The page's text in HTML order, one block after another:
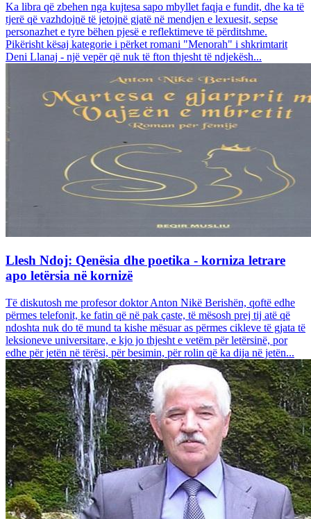
Ka libra që zbehen nga kujtesa sapo mbyllet faqja e fundit, dhe ka të
tjerë që vazhdojnë të jetojnë gjatë në mendjen e lexuesit, sepse
personazhet e tyre bëhen pjesë e reflektimeve të përditshme.
Pikërisht kësaj kategorie i përket romani "Menorah" i shkrimtarit
Deni Llanaj - një vepër që nuk të fton thjesht të ndjekësh...
Llesh Ndoj: Qenësia dhe poetika - korniza letrare
apo letërsia në kornizë
Të diskutosh me profesor doktor Anton Nikë Berishën, qoftë edhe
përmes telefonit, ke fatin që në pak çaste, të mësosh prej tij atë që
ndoshta nuk do të mund ta kishe mësuar as përmes cikleve të gjata të
leksioneve universitare, e kjo jo thjesht e vetëm për letërsinë, por
edhe për jetën në tërësi, për besimin, për rolin që ka dija në jetën...